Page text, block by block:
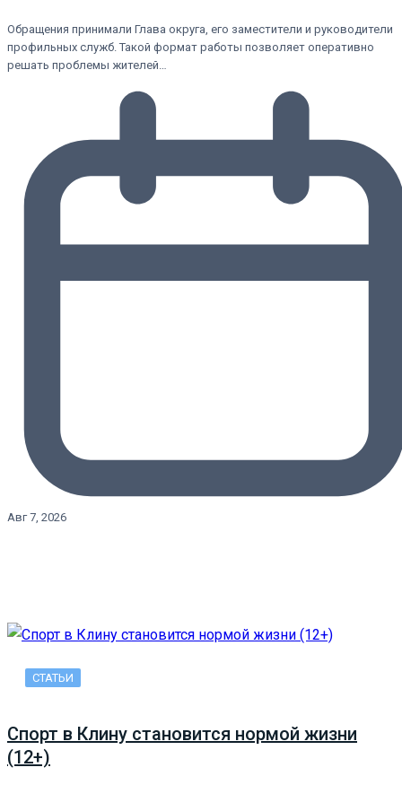
Обращения принимали Глава округа, его заместители и руководители
профильных служб. Такой формат работы позволяет оперативно
решать проблемы жителей…
Авг 7, 2026
СТАТЬИ
Спорт в Клину становится нормой жизни
(12+)